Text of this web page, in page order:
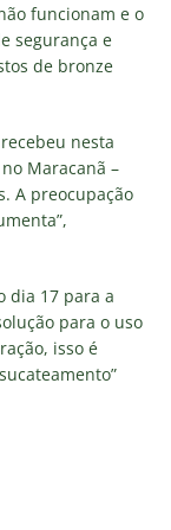
funcionam e o
segurança e
de bronze
nesta
Maracanã –
A preocupação
dia 17 para a
para o uso
isso é